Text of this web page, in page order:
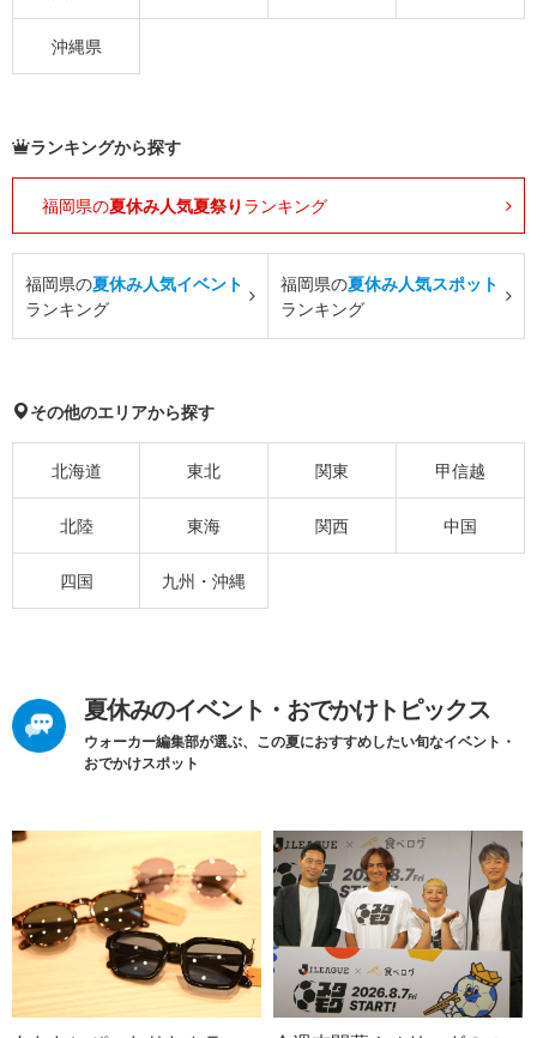
沖縄県
ランキングから探す
福岡県の夏休み人気夏祭り ランキング
福岡県の夏休み人気イベント
ランキング
福岡県の夏休み人気スポット
ランキング
その他のエリアから探す
北海道 東北 関東 甲信越
北陸 東海 関西 中国
四国 九州・沖縄
夏休みのイベント・おでかけトピックス
ウォーカー編集部が選ぶ、この夏におすすめしたい旬なイベント・
おでかけスポット